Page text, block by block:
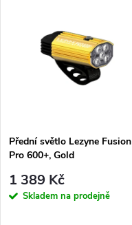
p
r
Abecedně
s
p
r
Přední světlo Lezyne Fusion
Pro 600+, Gold
1 389 Kč
Skladem na prodejně